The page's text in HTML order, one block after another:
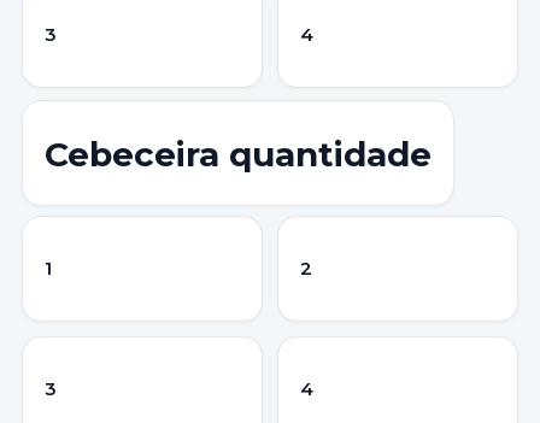
3 4
Cebeceira quantidade
1 2
3 4